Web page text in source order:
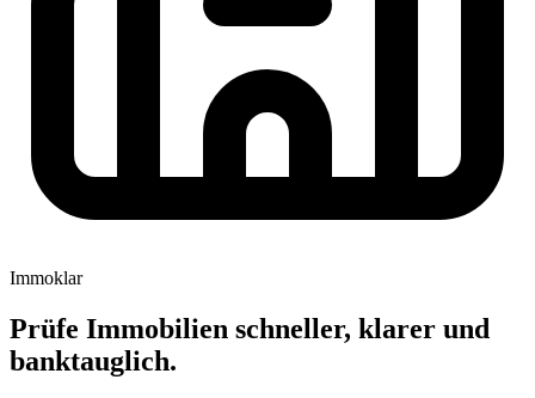
Immoklar
Prüfe Immobilien schneller, klarer und
banktauglich.